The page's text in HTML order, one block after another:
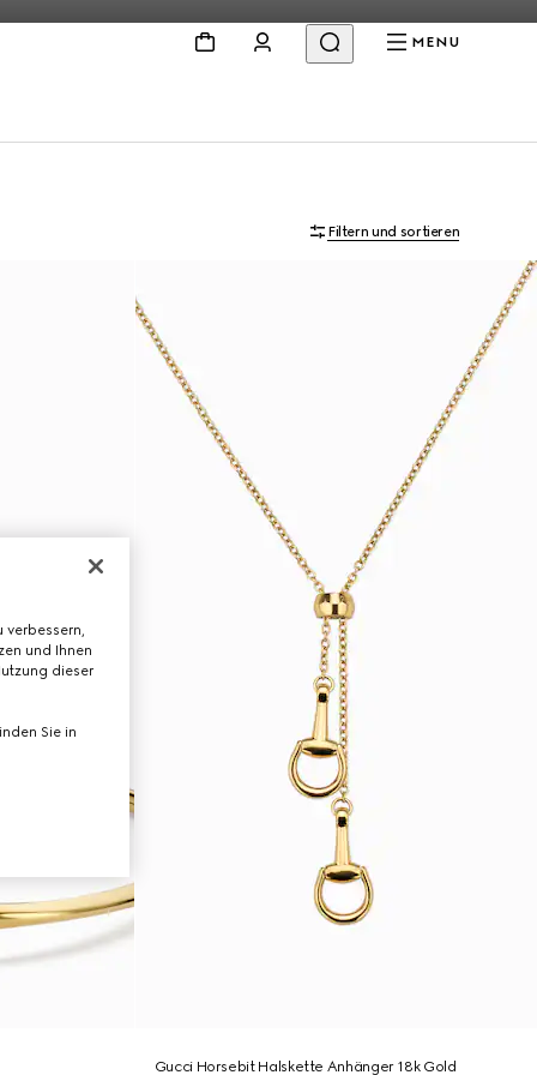
MENU
Filtern und sortieren
Gucci Horsebit Halskette Anhänger 18k Gold
und Ihnen
dieser
Sie in